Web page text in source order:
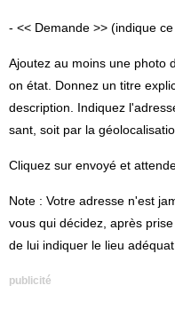
- << Demande >> (indique
Ajoutez au moins une photo
on état. Donnez un titre
description. Indiquez
sant, soit par la
Cliquez sur envoyé et
Note : Votre adresse n'est
vous qui décidez, après
de lui indiquer le lieu
publicité